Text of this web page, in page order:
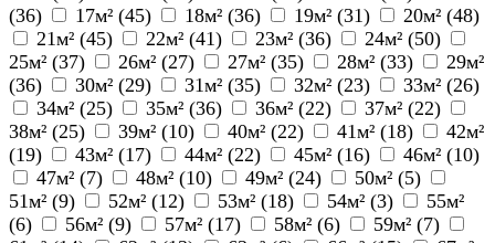
(36) 17м² (45) 18м² (36) 19м² (31) 20м² (48)
21м² (45) 22м² (41) 23м² (36) 24м² (50)
25м² (37) 26м² (27) 27м² (35) 28м² (33)
29м²
(36) 30м² (29) 31м² (35) 32м² (23) 33м² (26)
34м² (25) 35м² (36) 36м² (22) 37м² (22)
38м² (25) 39м² (10) 40м² (22) 41м² (18)
42м²
(19) 43м² (17) 44м² (22) 45м² (16) 46м² (10)
47м² (7) 48м² (10) 49м² (24) 50м² (5)
51м² (9) 52м² (12) 53м² (18) 54м² (3)
55м²
(6) 56м² (9) 57м² (17) 58м² (6) 59м² (7)